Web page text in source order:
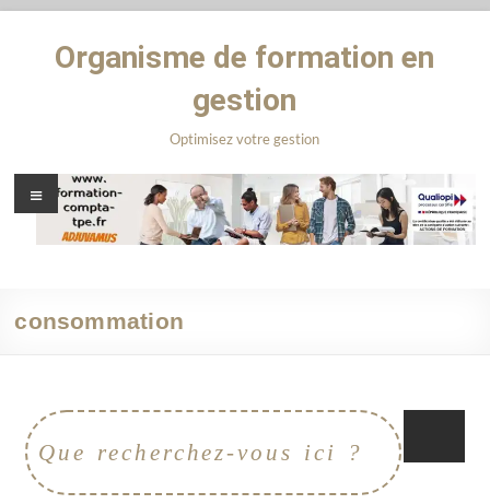
Organisme de formation en
gestion
Optimisez votre gestion
consommation